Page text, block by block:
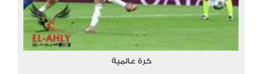
كرة عالمية